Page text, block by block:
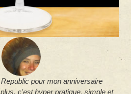
pour mon anniversaire
c'est hyper pratique, simple et